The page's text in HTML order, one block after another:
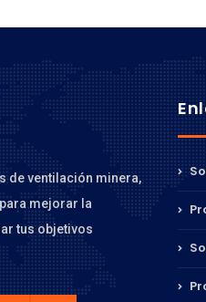
de ventilación minera,
mejorar la
tus objetivos